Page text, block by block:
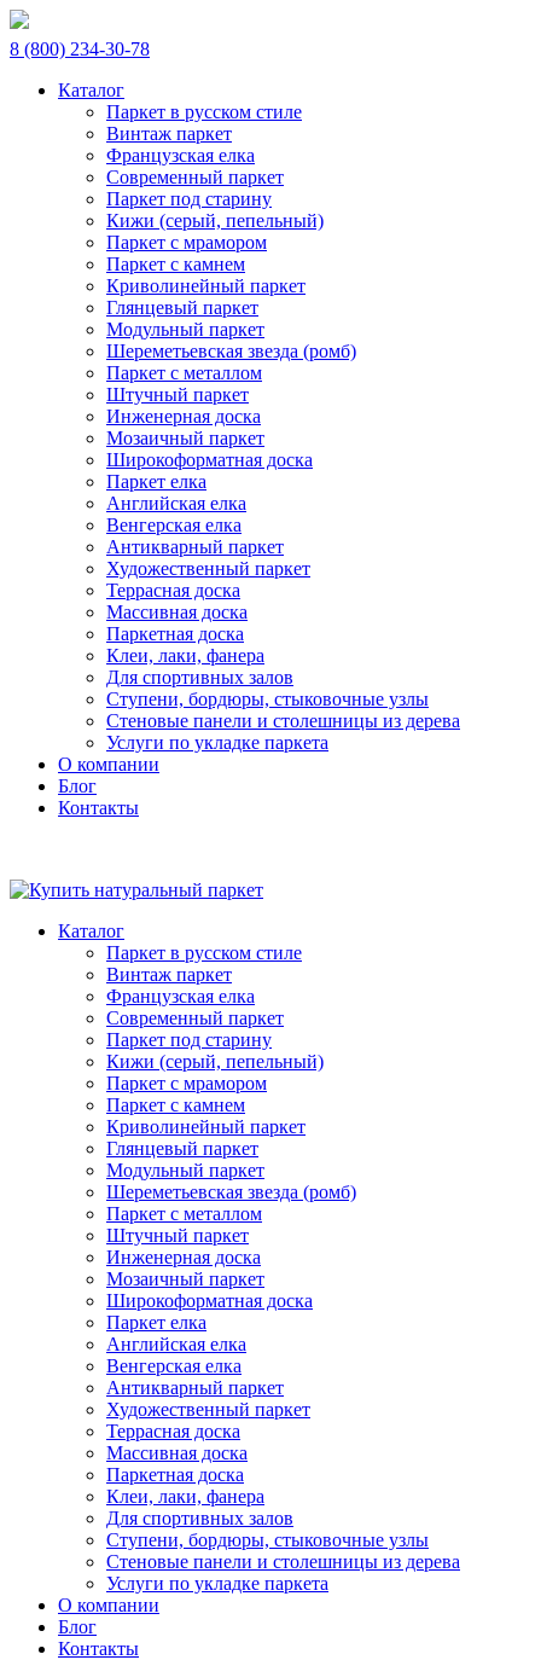
8 (800) 234-30-78
Каталог
Паркет в русском стиле
Винтаж паркет
Французская елка
Современный паркет
Паркет под старину
Кижи (серый, пепельный)
Паркет с мрамором
Паркет с камнем
Криволинейный паркет
Глянцевый паркет
Модульный паркет
Шереметьевская звезда (ромб)
Паркет с металлом
Штучный паркет
Инженерная доска
Мозаичный паркет
Широкоформатная доска
Паркет елка
Английская елка
Венгерская елка
Антикварный паркет
Художественный паркет
Террасная доска
Массивная доска
Паркетная доска
Клеи, лаки, фанера
Для спортивных залов
Ступени, бордюры, стыковочные узлы
Стеновые панели и столешницы из дерева
Услуги по укладке паркета
О компании
Блог
Контакты
Каталог
Паркет в русском стиле
Винтаж паркет
Французская елка
Современный паркет
Паркет под старину
Кижи (серый, пепельный)
Паркет с мрамором
Паркет с камнем
Криволинейный паркет
Глянцевый паркет
Модульный паркет
Шереметьевская звезда (ромб)
Паркет с металлом
Штучный паркет
Инженерная доска
Мозаичный паркет
Широкоформатная доска
Паркет елка
Английская елка
Венгерская елка
Антикварный паркет
Художественный паркет
Террасная доска
Массивная доска
Паркетная доска
Клеи, лаки, фанера
Для спортивных залов
Ступени, бордюры, стыковочные узлы
Стеновые панели и столешницы из дерева
Услуги по укладке паркета
О компании
Блог
Контакты